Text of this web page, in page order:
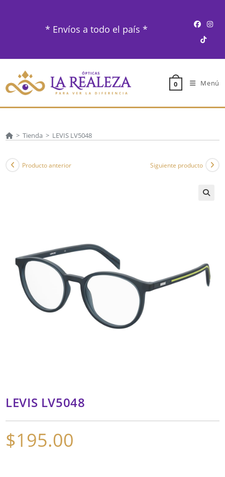
* Envíos a todo el país *
0 Menú
> Tienda > LEVIS LV5048
Producto anterior Siguiente producto
LEVIS LV5048
$195.00